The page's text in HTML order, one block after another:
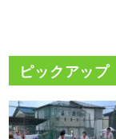
ピックアップ